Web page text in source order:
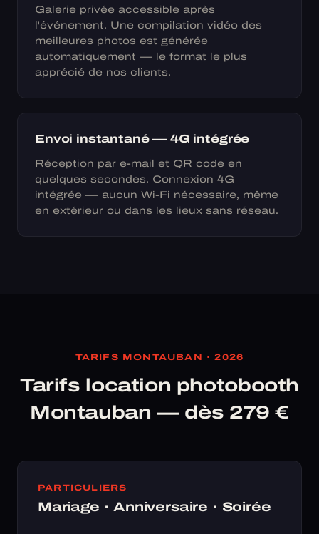
Galerie privée accessible après
l'événement. Une compilation vidéo des
meilleures photos est générée
automatiquement — le format le plus
apprécié de nos clients.
Envoi instantané — 4G intégrée
Réception par e-mail et QR code en
quelques secondes. Connexion 4G
intégrée — aucun Wi-Fi nécessaire, même
en extérieur ou dans les lieux sans réseau.
TARIFS MONTAUBAN · 2026
Tarifs location photobooth
Montauban — dès 279 €
PARTICULIERS
Mariage · Anniversaire · Soirée